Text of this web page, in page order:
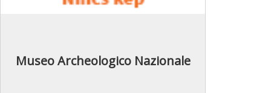
Museo Archeologico Nazionale